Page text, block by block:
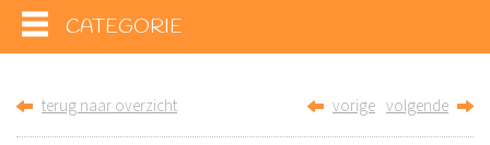
CATEGORIE
terug naar overzicht vorige volgende